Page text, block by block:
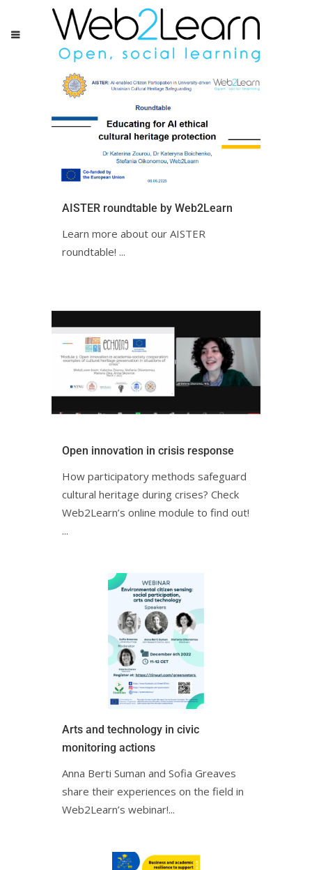
AISTER roundtable by Web2Learn
Learn more about our AISTER
roundtable! ...
Open innovation in crisis responseㅤㅤ
How participatory methods safeguard
cultural heritage during crises? Check
Web2Learn’s online module to find out!ㅤㅤ
ㅤ...
Arts and technology in civic
monitoring actionsㅤㅤ
Anna Berti Suman and Sofia Greaves
share their experiences on the field in
Web2Learn’s webinar!ㅤㅤㅤㅤㅤㅤㅤㅤㅤㅤㅤ...